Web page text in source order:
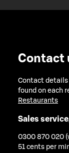
Contact
Contact
found on each
Restaurants
Sales
0300 870 020
51 cents per